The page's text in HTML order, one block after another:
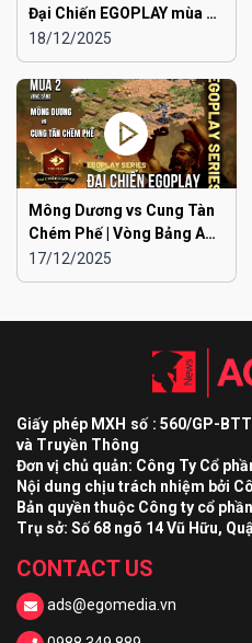
Đại Chiến EGOPLAY mùa 2 |
Liên Quân Hà Nội vs Hà
Đông
18/12/2025
Mông Dương vs Cung Tàn
Chém Phế | Vòng Bảng AoE
Toàn Quốc Đại Chiến
EGOPLAY mùa 2
17/12/2025
Giấy phép MXH số : 560/GP-
và Truyền Thông
Đơn vị chủ quản: Công Ty Cổ
Nội dung chịu trách nhiệm bởi
Bản quyền thuộc Công ty cổ
Trụ sở: Số 68 ngõ 14 Vũ Hữu,
CONTACT US
ads@egomedia.vn